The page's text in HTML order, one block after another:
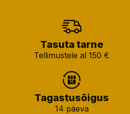
Tasuta tarne
Tellimustele al 150 €
Tagastusõigus
14 päeva